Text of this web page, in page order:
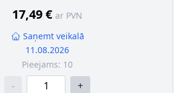
17,49 € ar PVN
Saņemt veikalā
11.08.2026
Pieejams: 10
- +